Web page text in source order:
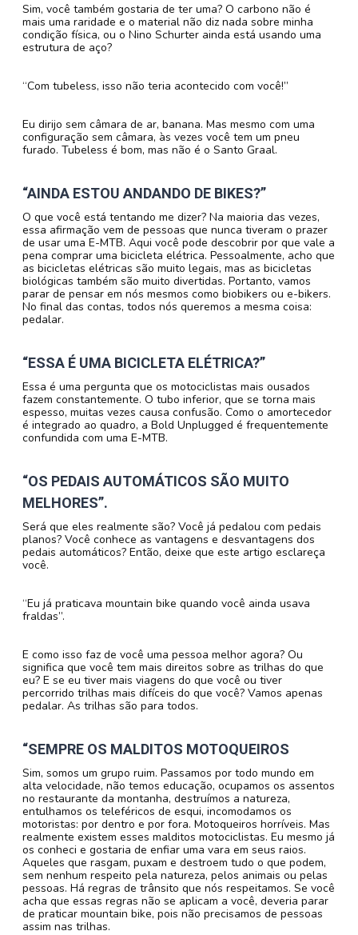
Sim, você também gostaria de ter uma? O carbono não é
mais uma raridade e o material não diz nada sobre minha
condição física, ou o Nino Schurter ainda está usando uma
estrutura de aço?
“Com tubeless, isso não teria acontecido com você!”
Eu dirijo sem câmara de ar, banana. Mas mesmo com uma
configuração sem câmara, às vezes você tem um pneu
furado. Tubeless é bom, mas não é o Santo Graal.
“AINDA ESTOU ANDANDO DE BIKES?”
O que você está tentando me dizer? Na maioria das vezes,
essa afirmação vem de pessoas que nunca tiveram o prazer
de usar uma E-MTB. Aqui você pode descobrir por que vale a
pena comprar uma bicicleta elétrica. Pessoalmente, acho que
as bicicletas elétricas são muito legais, mas as bicicletas
biológicas também são muito divertidas. Portanto, vamos
parar de pensar em nós mesmos como biobikers ou e-bikers.
No final das contas, todos nós queremos a mesma coisa:
pedalar.
“ESSA É UMA BICICLETA ELÉTRICA?”
Essa é uma pergunta que os motociclistas mais ousados
fazem constantemente. O tubo inferior, que se torna mais
espesso, muitas vezes causa confusão. Como o amortecedor
é integrado ao quadro, a Bold Unplugged é frequentemente
confundida com uma E-MTB.
“OS PEDAIS AUTOMÁTICOS SÃO MUITO
MELHORES”.
Será que eles realmente são? Você já pedalou com pedais
planos? Você conhece as vantagens e desvantagens dos
pedais automáticos? Então, deixe que este artigo esclareça
você.
“Eu já praticava mountain bike quando você ainda usava
fraldas”.
E como isso faz de você uma pessoa melhor agora? Ou
significa que você tem mais direitos sobre as trilhas do que
eu? E se eu tiver mais viagens do que você ou tiver
percorrido trilhas mais difíceis do que você? Vamos apenas
pedalar. As trilhas são para todos.
“SEMPRE OS MALDITOS MOTOQUEIROS
Sim, somos um grupo ruim. Passamos por todo mundo em
alta velocidade, não temos educação, ocupamos os assentos
no restaurante da montanha, destruímos a natureza,
entulhamos os teleféricos de esqui, incomodamos os
motoristas: por dentro e por fora. Motoqueiros horríveis. Mas
realmente existem esses malditos motociclistas. Eu mesmo já
os conheci e gostaria de enfiar uma vara em seus raios.
Aqueles que rasgam, puxam e destroem tudo o que podem,
sem nenhum respeito pela natureza, pelos animais ou pelas
pessoas. Há regras de trânsito que nós respeitamos. Se você
acha que essas regras não se aplicam a você, deveria parar
de praticar mountain bike, pois não precisamos de pessoas
assim nas trilhas.